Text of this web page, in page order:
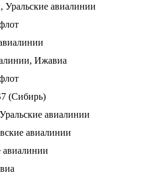
Уральские авиалинии
Ижавиа
(Сибирь)
авиалинии
авиалинии
авиалинии